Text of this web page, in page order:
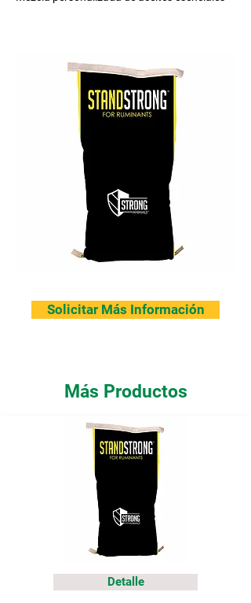
Solicitar Más Información
Más Productos
Detalle